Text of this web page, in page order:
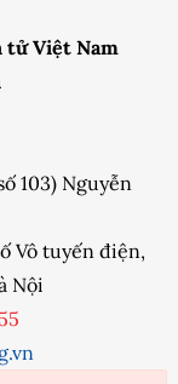
tử Việt Nam
103) Nguyễn
Vô tuyến điện,
Nội